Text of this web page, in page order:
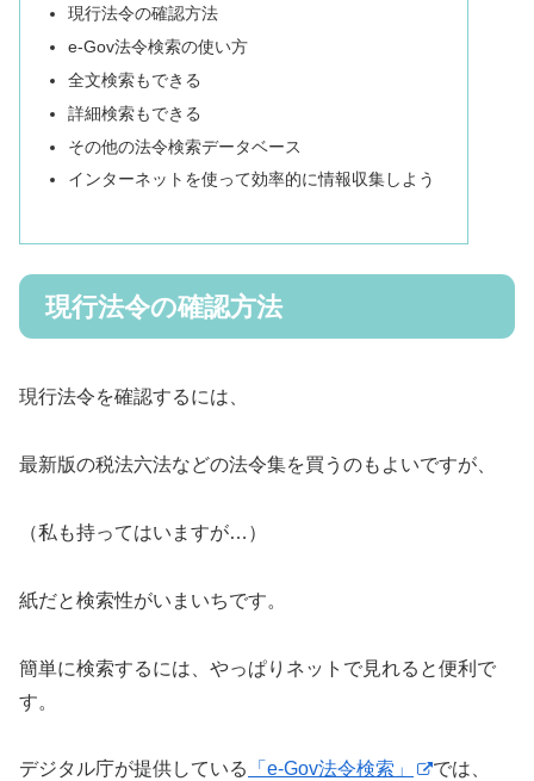
現行法令の確認方法
e-Gov法令検索の使い方
全文検索もできる
詳細検索もできる
その他の法令検索データベース
インターネットを使って効率的に情報収集しよう
現行法令の確認方法
現行法令を確認するには、
最新版の税法六法などの法令集を買うのもよいですが、
（私も持ってはいますが…）
紙だと検索性がいまいちです。
簡単に検索するには、やっぱりネットで見れると便利で
す。
デジタル庁が提供している 「e-Gov法令検索」 では、